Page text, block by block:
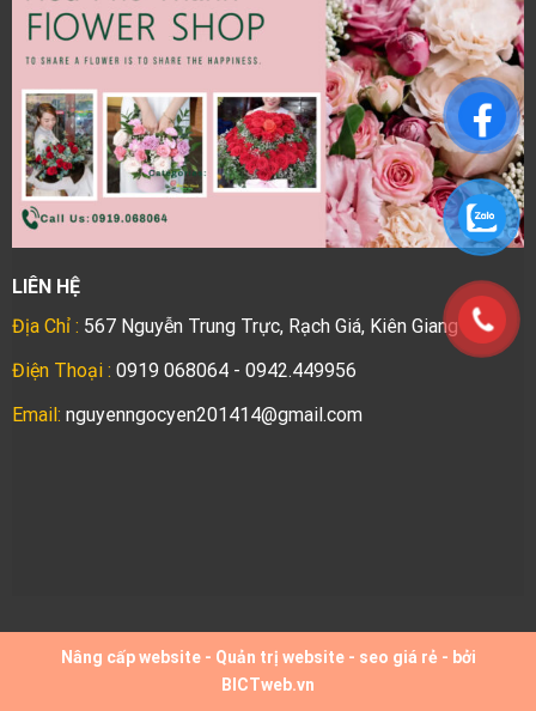
LIÊN HỆ
Địa Chỉ : 567 Nguyễn Trung Trực, Rạch Giá, Kiên Giang
Điện Thoại : 0919 068064 - 0942.449956
Email: nguyenngocyen201414@gmail.com
Nâng cấp website- Quản trị website- seo giá rẻ - bởi
BICTweb.vn